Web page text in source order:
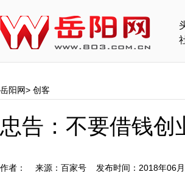
岳阳网> 创客
忠告：不要借钱创
作者： 来源：百家号 发布时间：2018年06